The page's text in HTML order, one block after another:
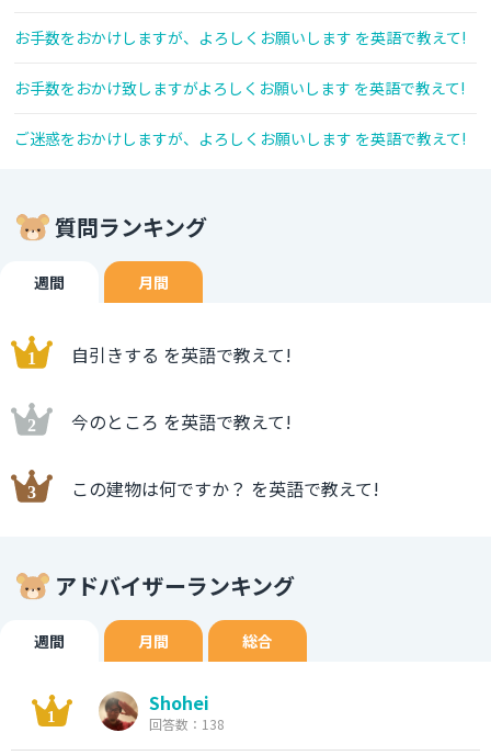
お手数をおかけしますが、よろしくお願いします を英語で教えて!
お手数をおかけ致しますがよろしくお願いします を英語で教えて!
ご迷惑をおかけしますが、よろしくお願いします を英語で教えて!
質問ランキング
週間 月間
自引きする を英語で教えて!
今のところ を英語で教えて!
この建物は何ですか？ を英語で教えて!
アドバイザーランキング
週間 月間 総合
Shohei
回答数：138